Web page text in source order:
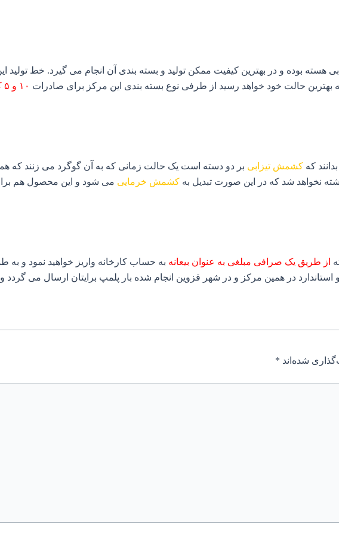
هسته بوده و در بهترین کیفیت ممکن تولید و بسته بندی آن انجام می گیرد. خط تولید
حالت خود خواهد رسید از طرفی نوع بسته بندی این مرکز برای صادرات ۱۰ و ۵ کیلویی
که کشمش تیزابی بر دو دسته است یک حالت زمانی که به آن گوگرد می زنند که
نخواهد شد که در این صورت تبدیل به کشمش خرمایی می شود و این محصول هم
از طریق یک صرافی مبلغی به عنوان بیعانه به حساب کارخانه واریز خواهید نمود و به
در همین مرکز و در شهر قزوین انجام شده بار پلمپ برایتان ارسال می گردد و
شده‌اند *